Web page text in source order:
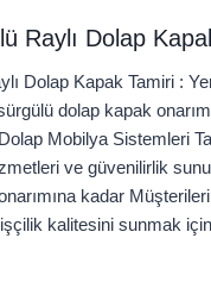
Raylı Dolap
Dolap Kapak Tamiri :
dolap kapak
Mobilya Sistemleri
ve güvenilirlik
kadar
kalitesini sunmak için